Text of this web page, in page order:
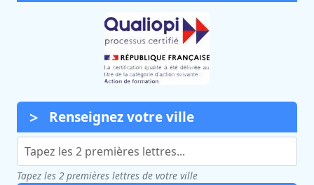
Renseignez votre ville
Tapez les 2 premières lettres de votre ville